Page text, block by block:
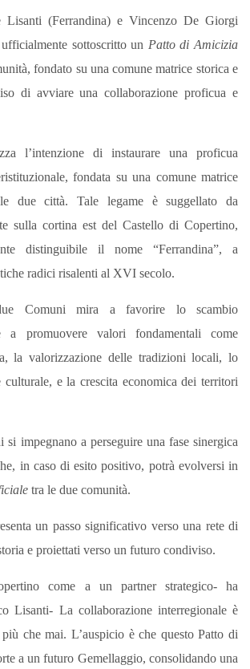
Lisanti (Ferrandina) e Vincenzo De Giorgi
sottoscritto un Patto di Amicizia
fondato su una comune matrice storica e
di avviare una collaborazione proficua e
l’intenzione di instaurare una proficua
fondata su una comune matrice
due città. Tale legame è suggellato da
sulla cortina est del Castello di Copertino,
distinguibile il nome “Ferrandina”, a
radici risalenti al XVI secolo.
Comuni mira a favorire lo scambio
a promuovere valori fondamentali come
la valorizzazione delle tradizioni locali, lo
e la crescita economica dei territori
impegnano a perseguire una fase sinergica
in caso di esito positivo, potrà evolversi in
tra le due comunità.
un passo significativo verso una rete di
e proiettati verso un futuro condiviso.
come a un partner strategico- ha
Lisanti- La collaborazione interregionale è
che mai. L’auspicio è che questo Patto di
a un futuro Gemellaggio, consolidando una